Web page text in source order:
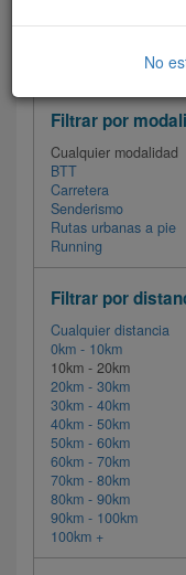
Filtrar las rutas
Filtrar por
Cualquier modalidad
BTT
Carretera
Senderismo
Rutas urbanas a pie
Running
Filtrar por
Cualquier distancia
0km - 10km
10km - 20km
20km - 30km
30km - 40km
40km - 50km
50km - 60km
60km - 70km
70km - 80km
80km - 90km
90km - 100km
100km +
No